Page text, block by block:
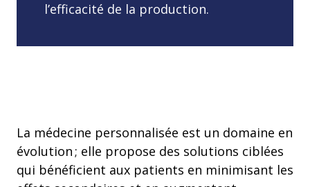
l’efficacité de la production.
La médecine personnalisée est un domaine en
évolution ; elle propose des solutions ciblées
qui bénéficient aux patients en minimisant les